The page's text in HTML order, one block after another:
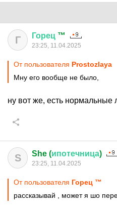
Г Горец ™
23:25, 11.04.2025
От пользователя Prostozlaya
Мну его вообще не было,
ну вот же, есть нормальные
S She (ипотечница)
23:25, 11.04.2025
От пользователя Горец ™
рассказывай , может я шо